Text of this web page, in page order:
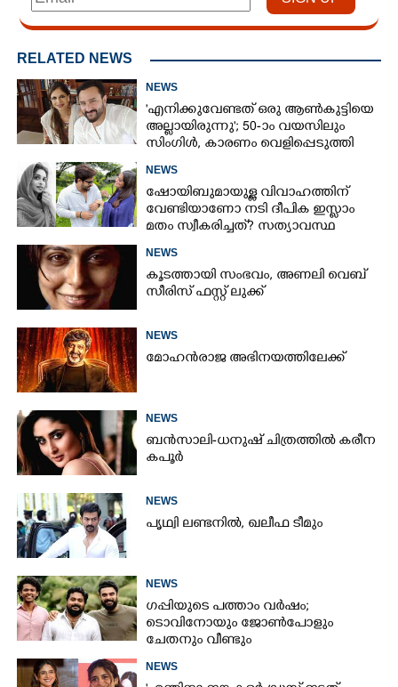
RELATED NEWS
NEWS
'എനിക്കുവേണ്ടത് ഒരു ആൺകുട്ടിയെ
അല്ലായിരുന്നു'; 50-ാം വയസിലും
സിംഗിൾ, കാരണം വെളിപ്പെടുത്തി
NEWS
ഷോയിബുമായുള്ള വിവാഹത്തിന്
വേണ്ടിയാണോ നടി ദീപിക ഇസ്ലാം
മതം സ്വീകരിച്ചത്? സത്യാവസ്ഥ
NEWS
കൂടത്തായി സംഭവം, അണലി വെബ്
സീരിസ് ഫസ്റ്റ് ലുക്ക്
NEWS
മോഹൻരാജ അഭിനയത്തിലേക്ക്
NEWS
ബൻസാലി-ധനുഷ് ചിത്രത്തിൽ കരീന
കപൂർ
NEWS
പൃഥ്വി ലണ്ടനിൽ, ഖലീഫ ടീമും
NEWS
ഗപ്പിയുടെ പത്താം വർഷം;​
ടൊവിനോയും ജോൺപോളും
ചേതനും വീണ്ടും
NEWS